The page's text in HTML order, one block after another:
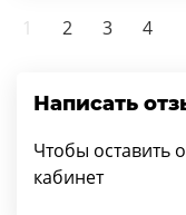
1 2 3 4
Написать
Чтобы оставить
кабинет